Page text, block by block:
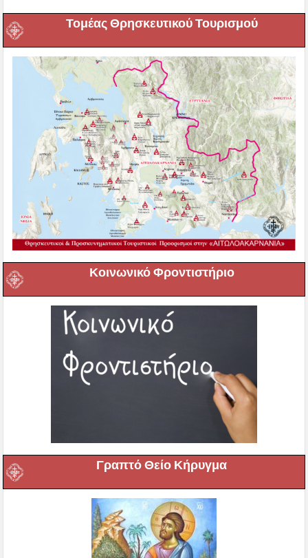
Τομέας Θρησκευτικού Τουρισμού
Κοινωνικό Φροντιστήριο
Γραπτό Θείο Κήρυγμα